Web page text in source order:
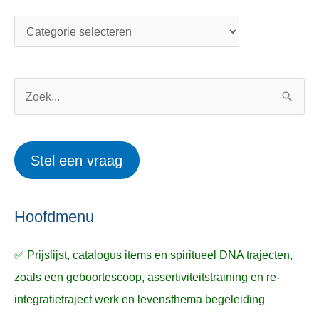
g
e
n
e
k
a
r
:
Stel een vraag
Hoofdmenu
✅ Prijslijst, catalogus items en spiritueel DNA trajecten,
zoals een geboortescoop, assertiviteitstraining en re-
integratietraject werk en levensthema begeleiding
r
p
n